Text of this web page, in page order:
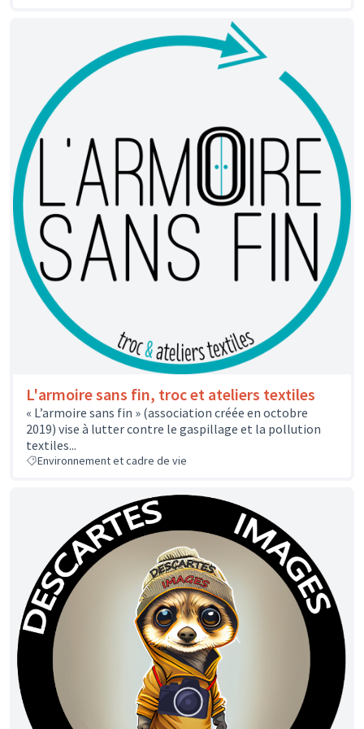
L'armoire sans fin, troc et ateliers textiles
« L’armoire sans fin » (association créée en octobre
2019) vise à lutter contre le gaspillage et la pollution
textiles...
Environnement et cadre de vie